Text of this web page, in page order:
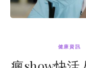
健康資訊